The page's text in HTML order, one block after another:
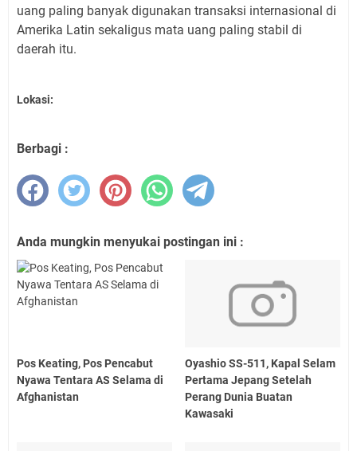
uang paling banyak digunakan transaksi internasional di
Amerika Latin sekaligus mata uang paling stabil di
daerah itu.
Lokasi:
Berbagi :
Anda mungkin menyukai postingan ini :
Pos Keating, Pos Pencabut
Nyawa Tentara AS Selama di
Afghanistan
Oyashio SS-511, Kapal Selam
Pertama Jepang Setelah
Perang Dunia Buatan
Kawasaki